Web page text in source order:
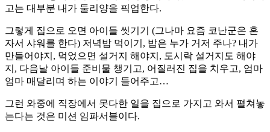
고는 대부분 내가 둘리양을 픽업한다.
그렇게 집으로 오면 아이들 씻기기 (그나마 요즘 코난군은 혼
자서 샤워를 한다) 저녁밥 먹이기, 밥은 누가 거저 주나? 내가
만들어야지, 먹었으면 설거지 해야지, 도시락 설거지도 해야
지, 다음날 아이들 준비물 챙기고, 어질러진 집을 치우고, 엄마
엄마 매달리며 하는 이야기 들어주고…
그런 와중에 직장에서 못다한 일을 집으로 가지고 와서 펼쳐놓
는다는 것은 미션 임파서블이다.